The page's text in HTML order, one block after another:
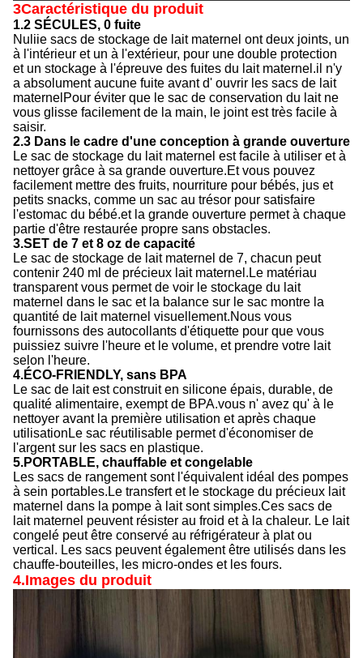
3Caractéristique du produit
1.2 SÉCULES, 0 fuite
Nuliie sacs de stockage de lait maternel ont deux joints, un
à l'intérieur et un à l'extérieur, pour une double protection
et un stockage à l'épreuve des fuites du lait maternel.il n'y
a absolument aucune fuite avant d' ouvrir les sacs de lait
maternelPour éviter que le sac de conservation du lait ne
vous glisse facilement de la main, le joint est très facile à
saisir.
2.3 Dans le cadre d'une conception à grande ouverture
Le sac de stockage du lait maternel est facile à utiliser et à
nettoyer grâce à sa grande ouverture.Et vous pouvez
facilement mettre des fruits, nourriture pour bébés, jus et
petits snacks, comme un sac au trésor pour satisfaire
l'estomac du bébé.et la grande ouverture permet à chaque
partie d'être restaurée propre sans obstacles.
3.SET de 7 et 8 oz de capacité
Le sac de stockage de lait maternel de 7, chacun peut
contenir 240 ml de précieux lait maternel.Le matériau
transparent vous permet de voir le stockage du lait
maternel dans le sac et la balance sur le sac montre la
quantité de lait maternel visuellement.Nous vous
fournissons des autocollants d'étiquette pour que vous
puissiez suivre l'heure et le volume, et prendre votre lait
selon l'heure.
4.ÉCO-FRIENDLY, sans BPA
Le sac de lait est construit en silicone épais, durable, de
qualité alimentaire, exempt de BPA.vous n' avez qu' à le
nettoyer avant la première utilisation et après chaque
utilisationLe sac réutilisable permet d'économiser de
l'argent sur les sacs en plastique.
5.PORTABLE, chauffable et congelable
Les sacs de rangement sont l'équivalent idéal des pompes
à sein portables.Le transfert et le stockage du précieux lait
maternel dans la pompe à lait sont simples.Ces sacs de
lait maternel peuvent résister au froid et à la chaleur. Le lait
congelé peut être conservé au réfrigérateur à plat ou
vertical. Les sacs peuvent également être utilisés dans les
chauffe-bouteilles, les micro-ondes et les fours.
4.Images du produit